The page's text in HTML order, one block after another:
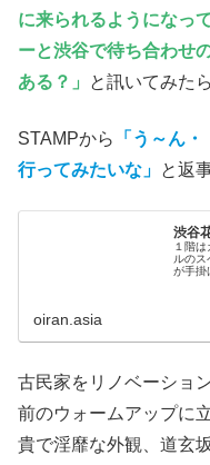
に来られるようになっ
ーと渋谷で待ち合わせ
ある？」
と訊いてみたら
STAMPから
「う～ん
行ってみたいな」 と返
渋谷
１階
ルのス
が手掛
oiran.asia
古民家をリノベーショ
前のウォームアップに
貴で淫靡な外観、道玄